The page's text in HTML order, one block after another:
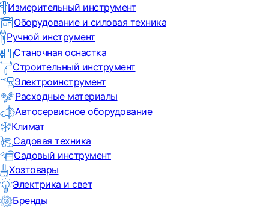
Измерительный инструмент
Оборудование и силовая техника
Ручной инструмент
Станочная оснастка
Строительный инструмент
Электроинструмент
Расходные материалы
Автосервисное оборудование
Климат
Садовая техника
Садовый инструмент
Хозтовары
Электрика и свет
Бренды